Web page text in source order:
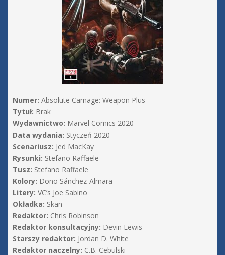
Numer: Absolute Carnage: Weapon Plus
Tytuł: Brak
Wydawnictwo: Marvel Comics 2020
Data wydania: Styczeń 2020
Scenariusz: Jed MacKay
Rysunki: Stefano Raffaele
Tusz: Stefano Raffaele
Kolory: Dono Sánchez-Almara
Litery: VC’s Joe Sabino
Okładka: Skan
Redaktor: Chris Robinson
Redaktor konsultacyjny: Devin Lewis
Starszy redaktor: Jordan D. White
Redaktor naczelny: C.B. Cebulski